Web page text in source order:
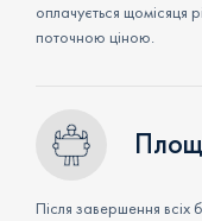
оплачується щомісяця
поточною ціною.
Після завершення всіх